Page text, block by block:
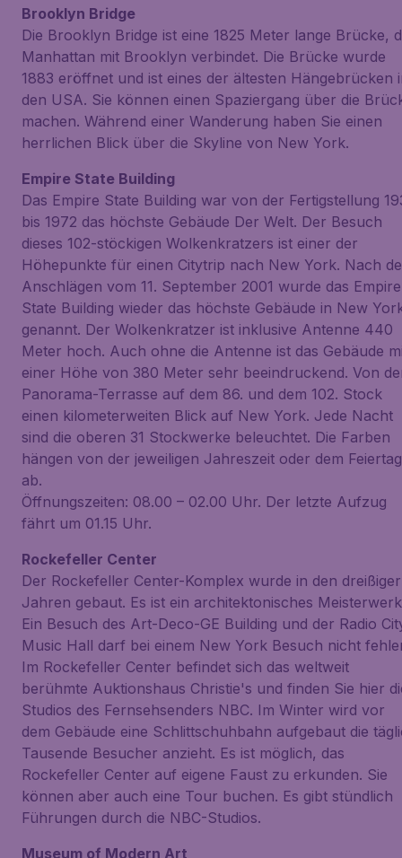
Brooklyn Bridge
Die Brooklyn Bridge ist eine 1825 Meter lange Brücke,
Manhattan mit Brooklyn verbindet. Die Brücke wurde
1883 eröffnet und ist eines der ältesten Hängebrücken
den USA. Sie können einen Spaziergang über die
machen. Während einer Wanderung haben Sie einen
herrlichen Blick über die Skyline von New York.
Empire State Building
Das Empire State Building war von der Fertigstellung
bis 1972 das höchste Gebäude Der Welt. Der Besuch
dieses 102-stöckigen Wolkenkratzers ist einer der
Höhepunkte für einen Citytrip nach New York. Nach
Anschlägen vom 11. September 2001 wurde das Empire
State Building wieder das höchste Gebäude in New
genannt. Der Wolkenkratzer ist inklusive Antenne 440
Meter hoch. Auch ohne die Antenne ist das Gebäude
einer Höhe von 380 Meter sehr beeindruckend. Von
Panorama-Terrasse auf dem 86. und dem 102. Stock
einen kilometerweiten Blick auf New York. Jede Nacht
sind die oberen 31 Stockwerke beleuchtet. Die Farben
hängen von der jeweiligen Jahreszeit oder dem Feiertag
ab.
Öffnungszeiten: 08.00 – 02.00 Uhr. Der letzte Aufzug
fährt um 01.15 Uhr.
Rockefeller Center
Der Rockefeller Center-Komplex wurde in den dreißiger
Jahren gebaut. Es ist ein architektonisches
Ein Besuch des Art-Deco-GE Building und der Radio
Music Hall darf bei einem New York Besuch nicht
Im Rockefeller Center befindet sich das weltweit
berühmte Auktionshaus Christie's und finden Sie hier
Studios des Fernsehsenders NBC. Im Winter wird vor
dem Gebäude eine Schlittschuhbahn aufgebaut die
Tausende Besucher anzieht. Es ist möglich, das
Rockefeller Center auf eigene Faust zu erkunden. Sie
können aber auch eine Tour buchen. Es gibt stündlich
Führungen durch die NBC-Studios.
Museum of Modern Art